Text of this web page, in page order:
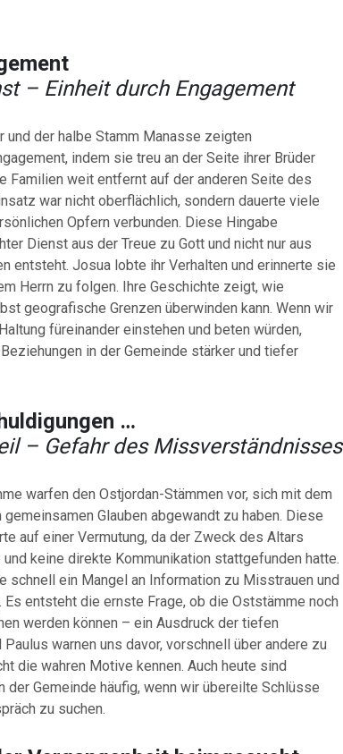
– Einheit durch Engagement
und der halbe Stamm Manasse zeigten
indem sie treu an der Seite ihrer Brüder
Familien weit entfernt auf der anderen Seite des
war nicht oberflächlich, sondern dauerte viele
Opfern verbunden. Diese Hingabe
Dienst aus der Treue zu Gott und nicht nur aus
entsteht. Josua lobte ihr Verhalten und erinnerte sie
Herrn zu folgen. Ihre Geschichte zeigt, wie
geografische Grenzen überwinden kann. Wenn wir
füreinander einstehen und beten würden,
in der Gemeinde stärker und tiefer
…
– Gefahr des Missverständnisses
warfen den Ostjordan-Stämmen vor, sich mit dem
gemeinsamen Glauben abgewandt zu haben. Diese
auf einer Vermutung, da der Zweck des Altars
keine direkte Kommunikation stattgefunden hatte.
schnell ein Mangel an Information zu Misstrauen und
Es entsteht die ernste Frage, ob die Oststämme noch
werden können – ein Ausdruck der tiefen
Paulus warnen uns davor, vorschnell über andere zu
die wahren Motive kennen. Auch heute sind
der Gemeinde häufig, wenn wir übereilte Schlüsse
zu suchen.